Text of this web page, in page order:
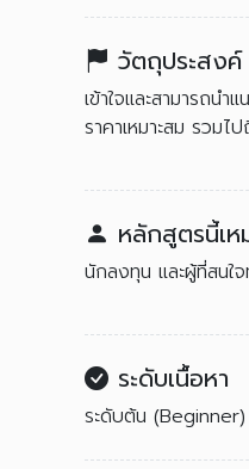
วัตถุประสงค์
เข้าใจและสามารถน
ราคาเหมาะสม รวม
หลักสูตรนี้เห
นักลงทุน และผู้ที่สนใ
ระดับเนื้อหา
ระดับต้น (Beginner)